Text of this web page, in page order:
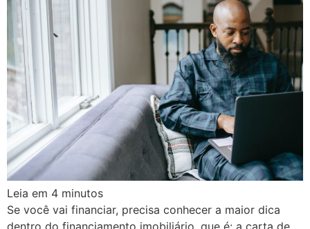
Leia em 4 minutos
Se você vai financiar, precisa conhecer a maior dica